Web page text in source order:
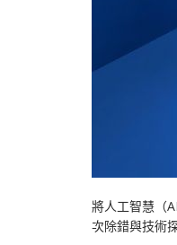
將人工智慧（
次除錯與技術